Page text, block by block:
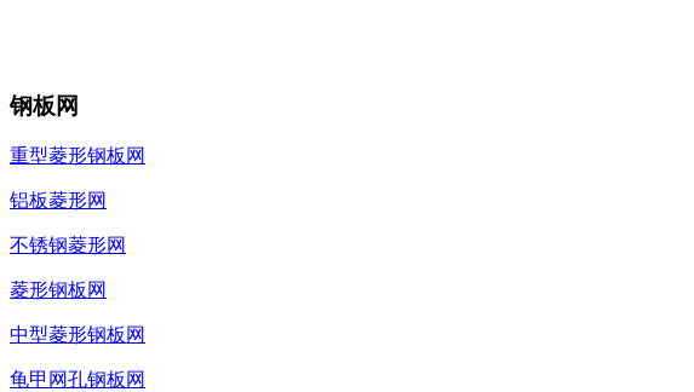
钢板网
重型菱形钢板网
铝板菱形网
不锈钢菱形网
菱形钢板网
中型菱形钢板网
龟甲网孔钢板网